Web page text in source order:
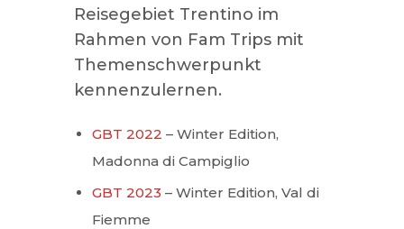
Reisegebiet Trentino im
Rahmen von Fam Trips mit
Themenschwerpunkt
kennenzulernen.
GBT 2022 – Winter Edition,
Madonna di Campiglio
GBT 2023 – Winter Edition, Val di
Fiemme